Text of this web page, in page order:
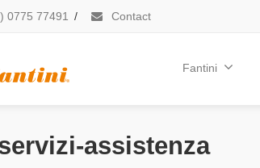
0775 77491 / Contact
Fantini
assistenza